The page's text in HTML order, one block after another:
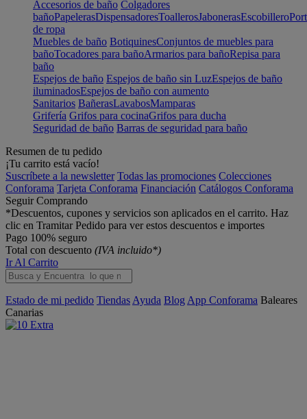
Accesorios de baño Colgadores
bañoPapelerasDispensadoresToallerosJabonerasEscobillero
de ropa
Muebles de baño BotiquinesConjuntos de muebles para
bañoTocadores para bañoArmarios para bañoRepisa para
baño
Espejos de baño Espejos de baño sin LuzEspejos de baño
iluminadosEspejos de baño con aumento
Sanitarios BañerasLavabosMamparas
Grifería Grifos para cocinaGrifos para ducha
Seguridad de baño Barras de seguridad para baño
Resumen de tu pedido
¡Tu carrito está vacío!
Suscríbete a la newsletter Todas las promociones Colecciones
Conforama Tarjeta Conforama Financiación Catálogos Conforama
Seguir Comprando
*Descuentos, cupones y servicios son aplicados en el carrito. Haz
clic en Tramitar Pedido para ver estos descuentos e importes
Pago 100% seguro
Total con descuento (IVA incluido*)
Ir Al Carrito
Estado de mi pedido Tiendas Ayuda Blog App Conforama Baleares
Canarias